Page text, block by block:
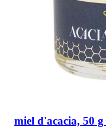
miel d'acacia, 50